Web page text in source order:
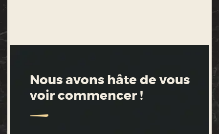
Nous avons hâte de vous
voir commencer !